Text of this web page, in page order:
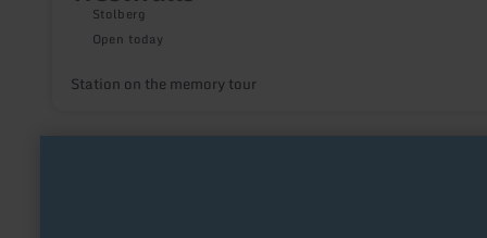
Stolberg
Open today
Station on the memory tour